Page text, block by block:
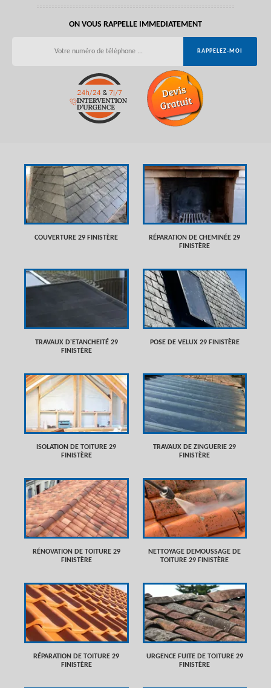
ON VOUS RAPPELLE IMMEDIATEMENT
COUVERTURE 29 FINISTÈRE
RÉPARATION DE CHEMINÉE 29
FINISTÈRE
TRAVAUX D'ETANCHEITÉ 29
FINISTÈRE
POSE DE VELUX 29 FINISTÈRE
ISOLATION DE TOITURE 29
FINISTÈRE
TRAVAUX DE ZINGUERIE 29
FINISTÈRE
RÉNOVATION DE TOITURE 29
FINISTÈRE
NETTOYAGE DEMOUSSAGE DE
TOITURE 29 FINISTÈRE
RÉPARATION DE TOITURE 29
FINISTÈRE
URGENCE FUITE DE TOITURE 29
FINISTÈRE